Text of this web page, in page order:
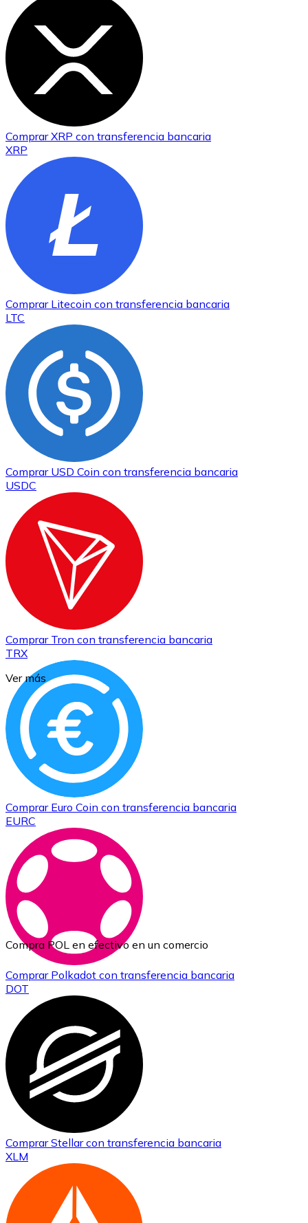
ComprarXRP con transferencia bancaria
XRP
Comprar Litecoin con transferencia bancaria
LTC
Comprar USD Coin con transferencia bancaria
USDC
Comprar Tron con transferencia bancaria
TRX
Comprar Euro Coin con transferencia bancaria
EURC
Comprar Polkadot con transferencia bancaria
DOT
ComprarStellarcon transferencia bancaria
XLM
Ver más
Compra POL en efectivo en un comercio